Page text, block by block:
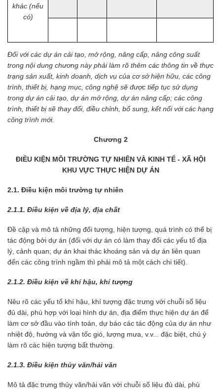
khác (nếu
có)
Đối với các dự án cải tạo, mở rộng, nâng cấp, nâng công suất
trong nội dung chương này phải làm rõ thêm các thông tin về thực
trạng sản xuất, kinh doanh, dịch vụ của cơ sở hiện hữu, các công
trình, thiết bị, hạng mục, công nghệ sẽ được tiếp tục sử dụng
trong dự án cải tạo, dự án mở rộng, dự án nâng cấp; các công
trình, thiết bị sẽ thay đổi, điều chỉnh, bổ sung, kết nối với các hạng
công trình mới.
Chương 2
ĐIỀU KIỆN MÔI TRƯỜNG TỰ NHIÊN VÀ KINH TẾ - XÃ HỘI
KHU VỰC THỰC HIỆN DỰ ÁN
2.1. Điều kiện môi trường tự nhiên
2.1.1. Điều kiện về địa lý, địa chất
Đề cập và mô tả những đối tượng, hiện tượng, quá trình có thể bị
tác động bởi dự án (đối với dự án có làm thay đổi các yếu tố địa
lý, cảnh quan; dự án khai thác khoáng sản và dự án liên quan
đến các công trình ngầm thì phải mô tả một cách chi tiết).
2.1.2. Điều kiện về khí hậu, khí tượng
Nêu rõ các yếu tố khí hậu, khí tượng đặc trưng với chuỗi số liệu
đủ dài, phù hợp với loại hình dự án, địa điểm thực hiện dự án để
làm cơ sở đầu vào tính toán, dự báo các tác động của dự án như
nhiệt độ, hướng và vận tốc gió, lượng mưa, v.v... đặc biệt, chú ý
làm rõ các hiện tượng bất thường.
2.1.3. Điều kiện thủy văn/hải văn
Mô tả đặc trưng thủy văn/hải văn với chuỗi số liệu đủ dài, phù